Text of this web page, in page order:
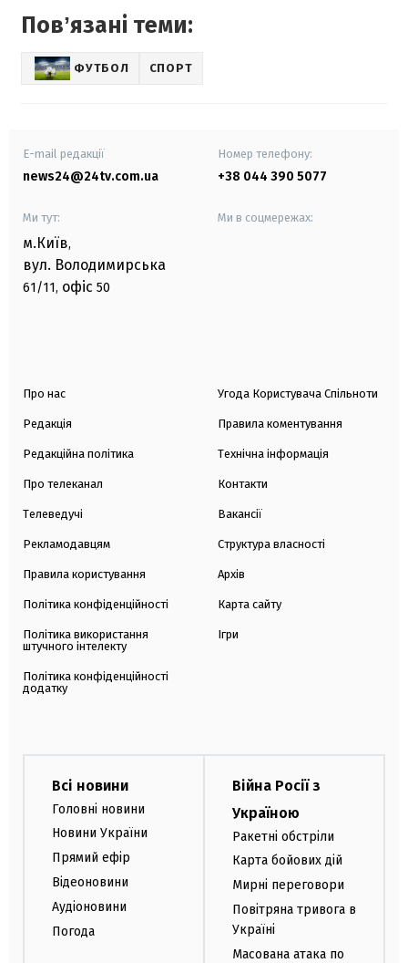
Повʼязані теми:
ФУТБОЛ СПОРТ
E-mail редакції
news24@24tv.com.ua
Номер телефону:
+38 044 390 5077
Ми тут:
м.Київ,
вул. Володимирська
61/11, офіс 50
Ми в соцмережах:
Про нас
Редакція
Редакційна політика
Про телеканал
Телеведучі
Рекламодавцям
Правила користування
Політика конфіденційності
Політика використання
штучного інтелекту
Політика конфіденційності
додатку
Угода Користувача Спільноти
Правила коментування
Технічна інформація
Контакти
Вакансії
Структура власності
Архів
Карта сайту
Ігри
Всі новини
Головні новини
Новини України
Прямий ефір
Відеоновини
Аудіоновини
Погода
Війна Росії з
Україною
Ракетні обстріли
Карта бойових дій
Мирні переговори
Повітряна тривога в
Україні
Масована атака по